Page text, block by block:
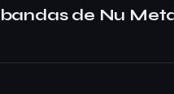
de Nu